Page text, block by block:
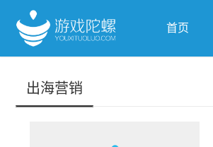
首页
出海营销